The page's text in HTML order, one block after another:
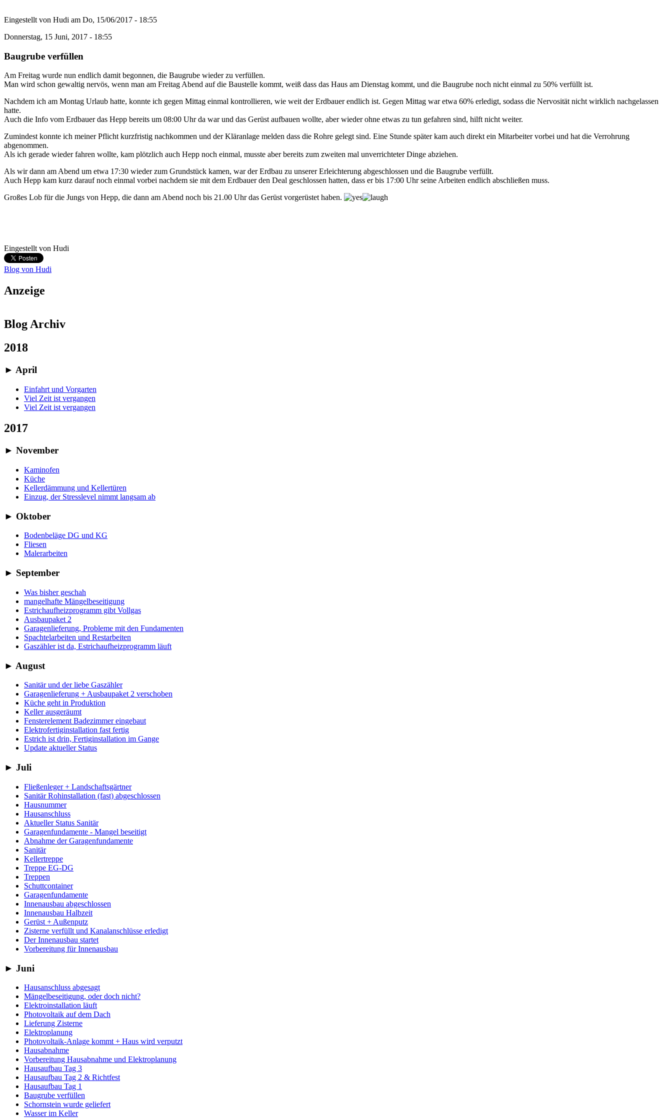
Eingestellt von Hudi am Do, 15/06/2017 - 18:55
Donnerstag, 15 Juni, 2017 - 18:55
Baugrube verfüllen
Am Freitag wurde nun endlich damit begonnen, die Baugrube wieder zu verfüllen.
Man wird schon gewaltig nervös, wenn man am Freitag Abend auf die Baustelle kommt, weiß dass das Haus am Dienstag kommt, und die Baugrube noch nicht einmal zu 50% verfüllt ist.
Nachdem ich am Montag Urlaub hatte, konnte ich gegen Mittag einmal kontrollieren, wie weit der Erdbauer endlich ist. Gegen Mittag war etwa 60% erledigt, sodass die Nervosität nicht wirklich nachgelassen
hatte.
Auch die Info vom Erdbauer das Hepp bereits um 08:00 Uhr da war und das Gerüst aufbauen wollte, aber wieder ohne etwas zu tun gefahren sind, hilft nicht weiter.
Zumindest konnte ich meiner Pflicht kurzfristig nachkommen und der Kläranlage melden dass die Rohre gelegt sind. Eine Stunde später kam auch direkt ein Mitarbeiter vorbei und hat die Verrohrung
abgenommen.
Als ich gerade wieder fahren wollte, kam plötzlich auch Hepp noch einmal, musste aber bereits zum zweiten mal unverrichteter Dinge abziehen.
Als wir dann am Abend um etwa 17:30 wieder zum Grundstück kamen, war der Erdbau zu unserer Erleichterung abgeschlossen und die Baugrube verfüllt.
Auch Hepp kam kurz darauf noch einmal vorbei nachdem sie mit dem Erdbauer den Deal geschlossen hatten, dass er bis 17:00 Uhr seine Arbeiten endlich abschließen muss.
Großes Lob für die Jungs von Hepp, die dann am Abend noch bis 21.00 Uhr das Gerüst vorgerüstet haben.
Eingestellt von Hudi
Blog von Hudi
Anzeige
Blog Archiv
2018
► April
Einfahrt und Vorgarten
Viel Zeit ist vergangen
Viel Zeit ist vergangen
2017
► November
Kaminofen
Küche
Kellerdämmung und Kellertüren
Einzug, der Stresslevel nimmt langsam ab
► Oktober
Bodenbeläge DG und KG
Fliesen
Malerarbeiten
► September
Was bisher geschah
mangelhafte Mängelbeseitigung
Estrichaufheizprogramm gibt Vollgas
Ausbaupaket 2
Garagenlieferung, Probleme mit den Fundamenten
Spachtelarbeiten und Restarbeiten
Gaszähler ist da, Estrichaufheizprogramm läuft
► August
Sanitär und der liebe Gaszähler
Garagenlieferung + Ausbaupaket 2 verschoben
Küche geht in Produktion
Keller ausgeräumt
Fensterelement Badezimmer eingebaut
Elektrofertiginstallation fast fertig
Estrich ist drin, Fertiginstallation im Gange
Update aktueller Status
► Juli
Fließenleger + Landschaftsgärtner
Sanitär Rohinstallation (fast) abgeschlossen
Hausnummer
Hausanschluss
Aktueller Status Sanitär
Garagenfundamente - Mangel beseitigt
Abnahme der Garagenfundamente
Sanitär
Kellertreppe
Treppe EG-DG
Treppen
Schuttcontainer
Garagenfundamente
Innenausbau abgeschlossen
Innenausbau Halbzeit
Gerüst + Außenputz
Zisterne verfüllt und Kanalanschlüsse erledigt
Der Innenausbau startet
Vorbereitung für Innenausbau
► Juni
Hausanschluss abgesagt
Mängelbeseitigung, oder doch nicht?
Elektroinstallation läuft
Photovoltaik auf dem Dach
Lieferung Zisterne
Elektroplanung
Photovoltaik-Anlage kommt + Haus wird verputzt
Hausabnahme
Vorbereitung Hausabnahme und Elektroplanung
Hausaufbau Tag 3
Hausaufbau Tag 2 & Richtfest
Hausaufbau Tag 1
Baugrube verfüllen
Schornstein wurde geliefert
Wasser im Keller